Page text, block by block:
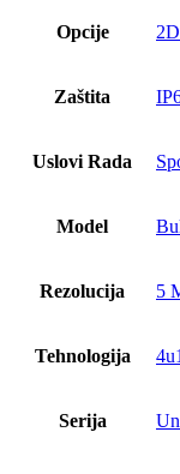
Opcije
Zaštita
Uslovi Rada
Model
Rezolucija 5
Tehnologija 4u1
Serija